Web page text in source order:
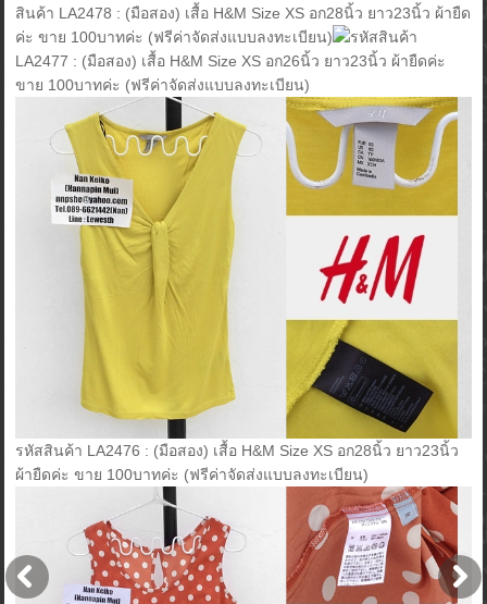
สินค้า LA2478 : (มือสอง) เสื้อ H&M Size XS อก28นิ้ว ยาว23นิ้ว ผ้ายืด
ค่ะ ขาย 100บาทค่ะ (ฟรีค่าจัดส่งแบบลงทะเบียน)
รหัสสินค้า
LA2477 : (มือสอง) เสื้อ H&M Size XS อก26นิ้ว ยาว23นิ้ว ผ้ายืดค่ะ
ขาย 100บาทค่ะ (ฟรีค่าจัดส่งแบบลงทะเบียน)
รหัสสินค้า LA2476 : (มือสอง) เสื้อ H&M Size XS อก28นิ้ว ยาว23นิ้ว
ผ้ายืดค่ะ ขาย 100บาทค่ะ (ฟรีค่าจัดส่งแบบลงทะเบียน)